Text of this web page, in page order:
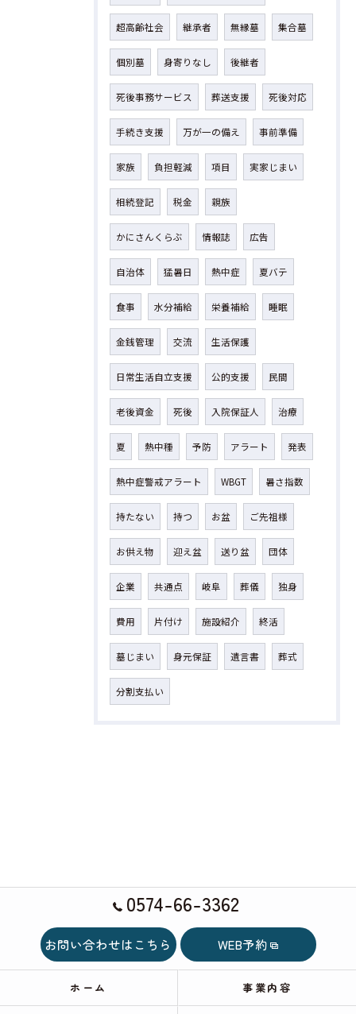
超高齢社会 継承者 無縁墓 集合墓
個別墓 身寄りなし 後継者
死後事務サービス 葬送支援 死後対応
手続き支援 万が一の備え 事前準備
家族 負担軽減 項目 実家じまい
相続登記 税金 親族
かにさんくらぶ 情報誌 広告
自治体 猛暑日 熱中症 夏バテ
食事 水分補給 栄養補給 睡眠
金銭管理 交流 生活保護
日常生活自立支援 公的支援 民間
老後資金 死後 入院保証人 治療
夏 熱中種 予防 アラート 発表
熱中症警戒アラート WBGT 暑さ指数
持たない 持つ お盆 ご先祖様
お供え物 迎え盆 送り盆 団体
企業 共通点 岐阜 葬儀 独身
費用 片付け 施設紹介 終活
墓じまい 身元保証 遺言書 葬式
分割支払い
0574-66-3362
お問い合わせはこちら WEB予約
ホーム 事業内容